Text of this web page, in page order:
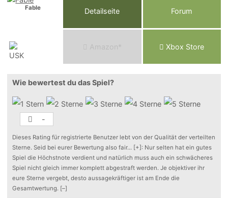
Fable Detailseite Forum
Ama o n* Xbox Store
Wie bewertest du das Spiel?
-
Dieses Rating für registrierte Benutzer lebt von der Qualität der verteilten
Sterne. Seid bei eurer Bewertung also fair... [+] : Nur selten hat ein gutes
Spiel die Höchstnote verdient und natürlich muss auch ein schwächeres
Spiel nicht gleich immer komplett abgestraft werden. Je objektiver ihr
eure Sterne vergebt, desto aussagekräftiger ist am Ende die
Gesamtwertung. [–]